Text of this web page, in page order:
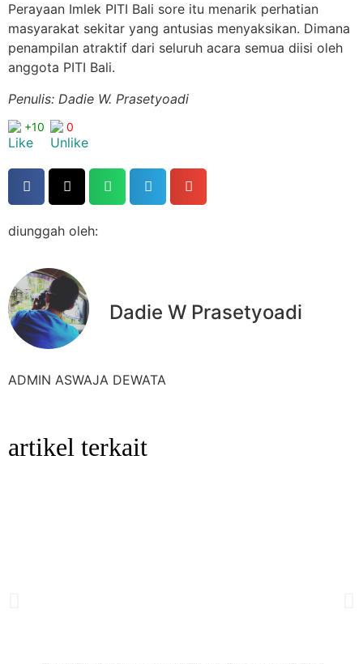
Perayaan Imlek PITI Bali sore itu menarik perhatian
masyarakat sekitar yang antusias menyaksikan. Dimana
penampilan atraktif dari seluruh acara semua diisi oleh
anggota PITI Bali.
Penulis: Dadie W. Prasetyoadi
+10 0
diunggah oleh:
Dadie W Prasetyoadi
ADMIN ASWAJA DEWATA
artikel terkait